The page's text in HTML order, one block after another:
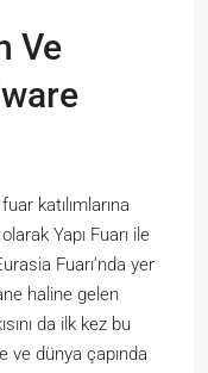
Ve
katılımlarına
Yapı Fuarı ile
Fuarı’nda yer
haline gelen
da ilk kez bu
ve dünya çapında